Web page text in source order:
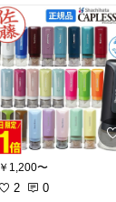
￥1,200〜
2 0